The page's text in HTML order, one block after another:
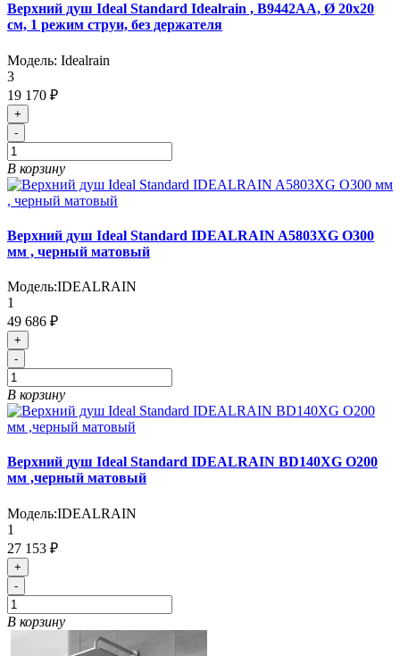
Верхний душ Ideal Standard Idealrain , B9442AA, Ø 20х20
см, 1 режим струи, без держателя
Модель: Idealrain
3
19 170 ₽
+
-
В корзину
Верхний душ Ideal Standard IDEALRAIN A5803XG O300
мм , черный матовый
Модель:IDEALRAIN
1
49 686 ₽
+
-
В корзину
Верхний душ Ideal Standard IDEALRAIN BD140XG O200
мм ,черный матовый
Модель:IDEALRAIN
1
27 153 ₽
+
-
В корзину